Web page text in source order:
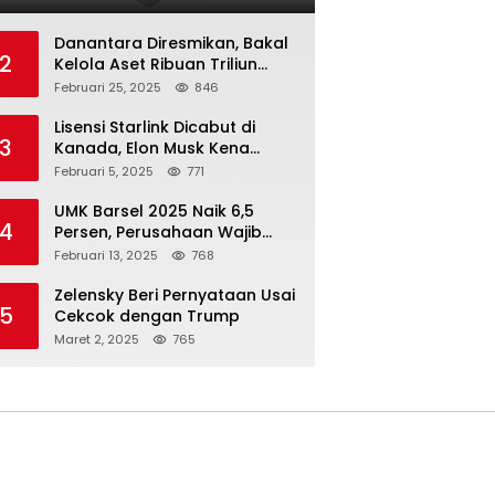
2
Danantara Diresmikan, Bakal
Kelola Aset Ribuan Triliun
Rupiah dari 7 BUMN
Februari 25, 2025 846
3
Lisensi Starlink Dicabut di
Kanada, Elon Musk Kena
Imbas ‘Perang Dagang’
Februari 5, 2025 771
4
UMK Barsel 2025 Naik 6,5
Persen, Perusahaan Wajib
Taat
Februari 13, 2025 768
5
Zelensky Beri Pernyataan Usai
Cekcok dengan Trump
Maret 2, 2025 765